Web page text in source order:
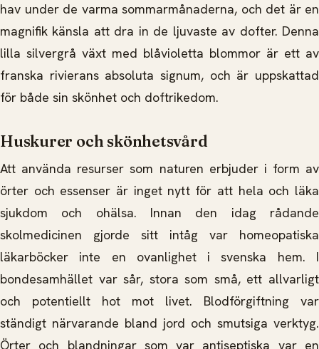
hav under de varma sommarmånaderna, och det är en
magnifik känsla att dra in de ljuvaste av dofter. Denna
lilla silvergrå växt med blåvioletta blommor är ett av
franska rivierans absoluta signum, och är uppskattad
för både sin skönhet och doftrikedom.
Huskurer och skönhetsvård
Att använda resurser som naturen erbjuder i form av
örter och essenser är inget nytt för att hela och läka
sjukdom och ohälsa. Innan den idag rådande
skolmedicinen gjorde sitt intåg var homeopatiska
läkarböcker inte en ovanlighet i svenska hem. I
bondesamhället var sår, stora som små, ett allvarligt
och potentiellt hot mot livet. Blodförgiftning var
ständigt närvarande bland jord och smutsiga verktyg.
Örter och blandningar som var antiseptiska var en